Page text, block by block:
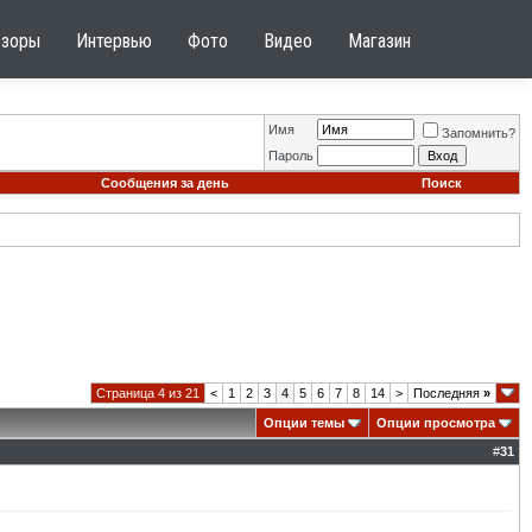
Интервью Фото Видео Магазин
Имя
Запомнить?
Пароль
Сообщения за день
Поиск
Страница 4 из 21 < 1 2 3 4 5 6 7 8 14 > Последняя »
Опции темы
Опции просмотра
#31